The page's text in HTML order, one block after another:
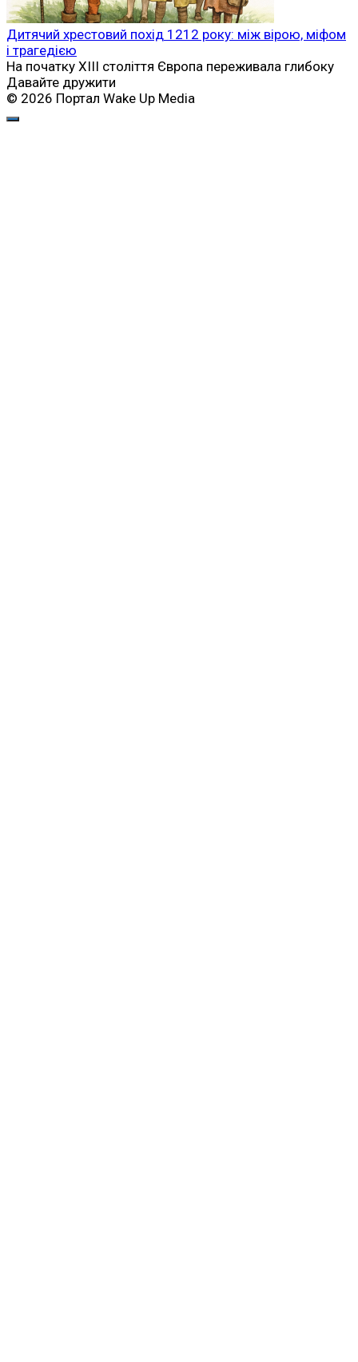
Дитячий хрестовий похід 1212 року: між вірою, міфом
і трагедією
На початку XIII століття Європа переживала глибоку
Давайте дружити
© 2026 Портал Wake Up Media